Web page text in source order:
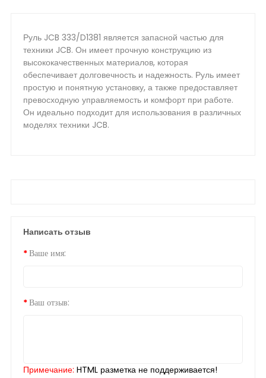
Руль JCB 333/D1381 является запасной частью для
техники JCB. Он имеет прочную конструкцию из
высококачественных материалов, которая
обеспечивает долговечность и надежность. Руль имеет
простую и понятную установку, а также предоставляет
превосходную управляемость и комфорт при работе.
Он идеально подходит для использования в различных
моделях техники JCB.
Написать отзыв
Ваше имя:
Ваш отзыв:
Примечание: HTML разметка не поддерживается!